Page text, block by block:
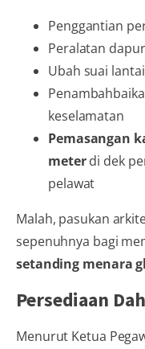
Penggantian
Peralatan
Ubah suai lantai
keselamatan
Pemasangan
meterdi dek
pelawat
Malah, pasukan
sepenuhnya bagi
setanding menara
Persediaan
Menurut Ketua